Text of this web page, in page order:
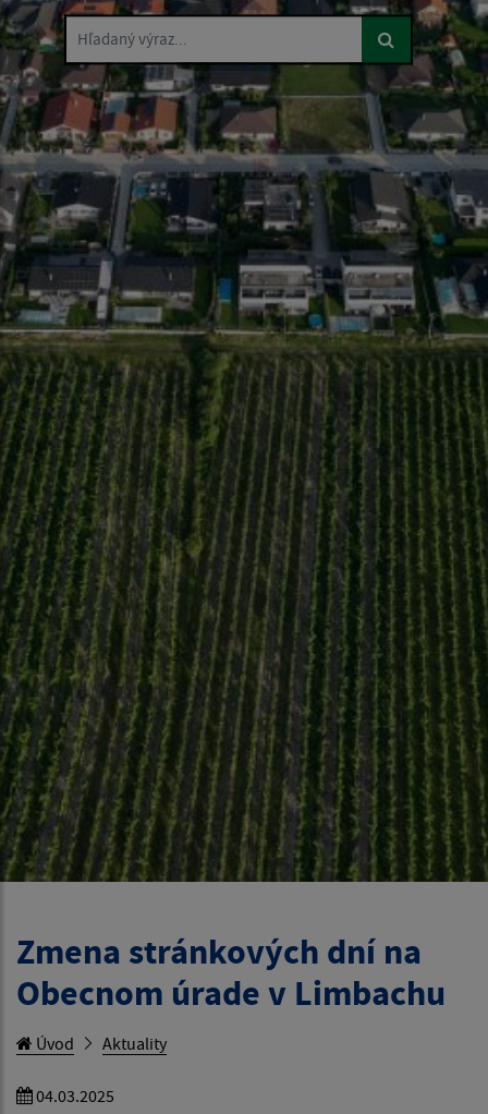
Hľadaný výraz...
Zmena stránkových dní na
Obecnom úrade v Limbachu
Úvod Aktuality
04.03.2025